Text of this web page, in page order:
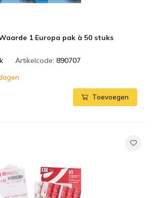
1 Europa pak à 50 stuks
Artikelcode: 890707
Toevoegen